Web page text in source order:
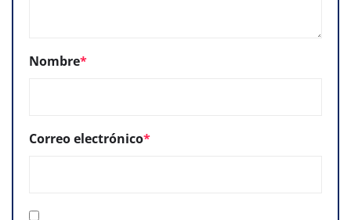
Nombre*
Correo electrónico*